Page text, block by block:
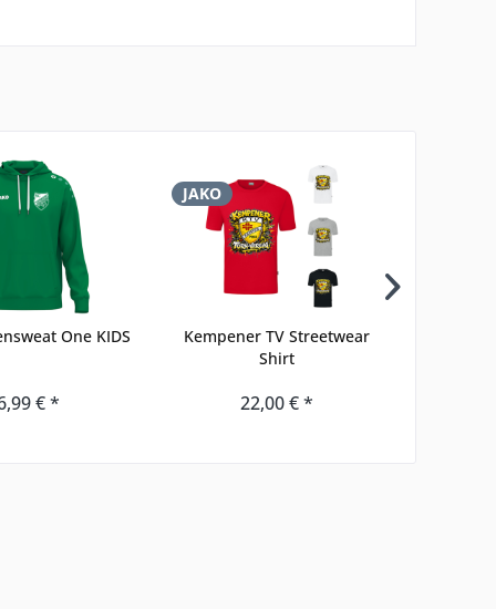
One KIDS
€ *
JAKO
Kempener TV Streetwear
Shirt
22,00 € *